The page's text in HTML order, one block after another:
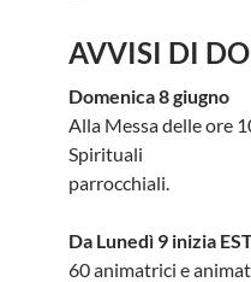
AVVISI DI
Domenica 8 giugno
Alla Messa delle ore
Spirituali
parrocchiali.
Da Lunedì 9 inizia
60 animatrici e